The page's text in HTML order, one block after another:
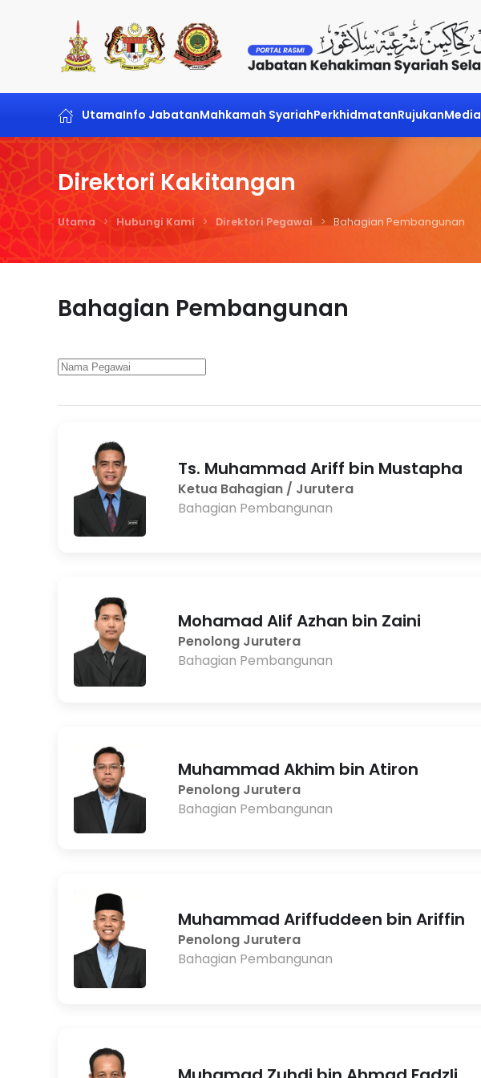
Skip to main content
UtamaInfo JabatanMahkamah SyariahPerkhidmatanRujukanMedia
Direktori Kakitangan
Utama Hubungi Kami Direktori Pegawai Bahagian Pembangunan
Bahagian Pembangunan
Ts. Muhammad Ariff bin Mustapha
Ketua Bahagian / Jurutera
Bahagian Pembangunan
Mohamad Alif Azhan bin Zaini
Penolong Jurutera
Bahagian Pembangunan
Muhammad Akhim bin Atiron
Penolong Jurutera
Bahagian Pembangunan
Muhammad Ariffuddeen bin Ariffin
Penolong Jurutera
Bahagian Pembangunan